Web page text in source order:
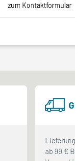
zum Kontaktformular
ab 99 €